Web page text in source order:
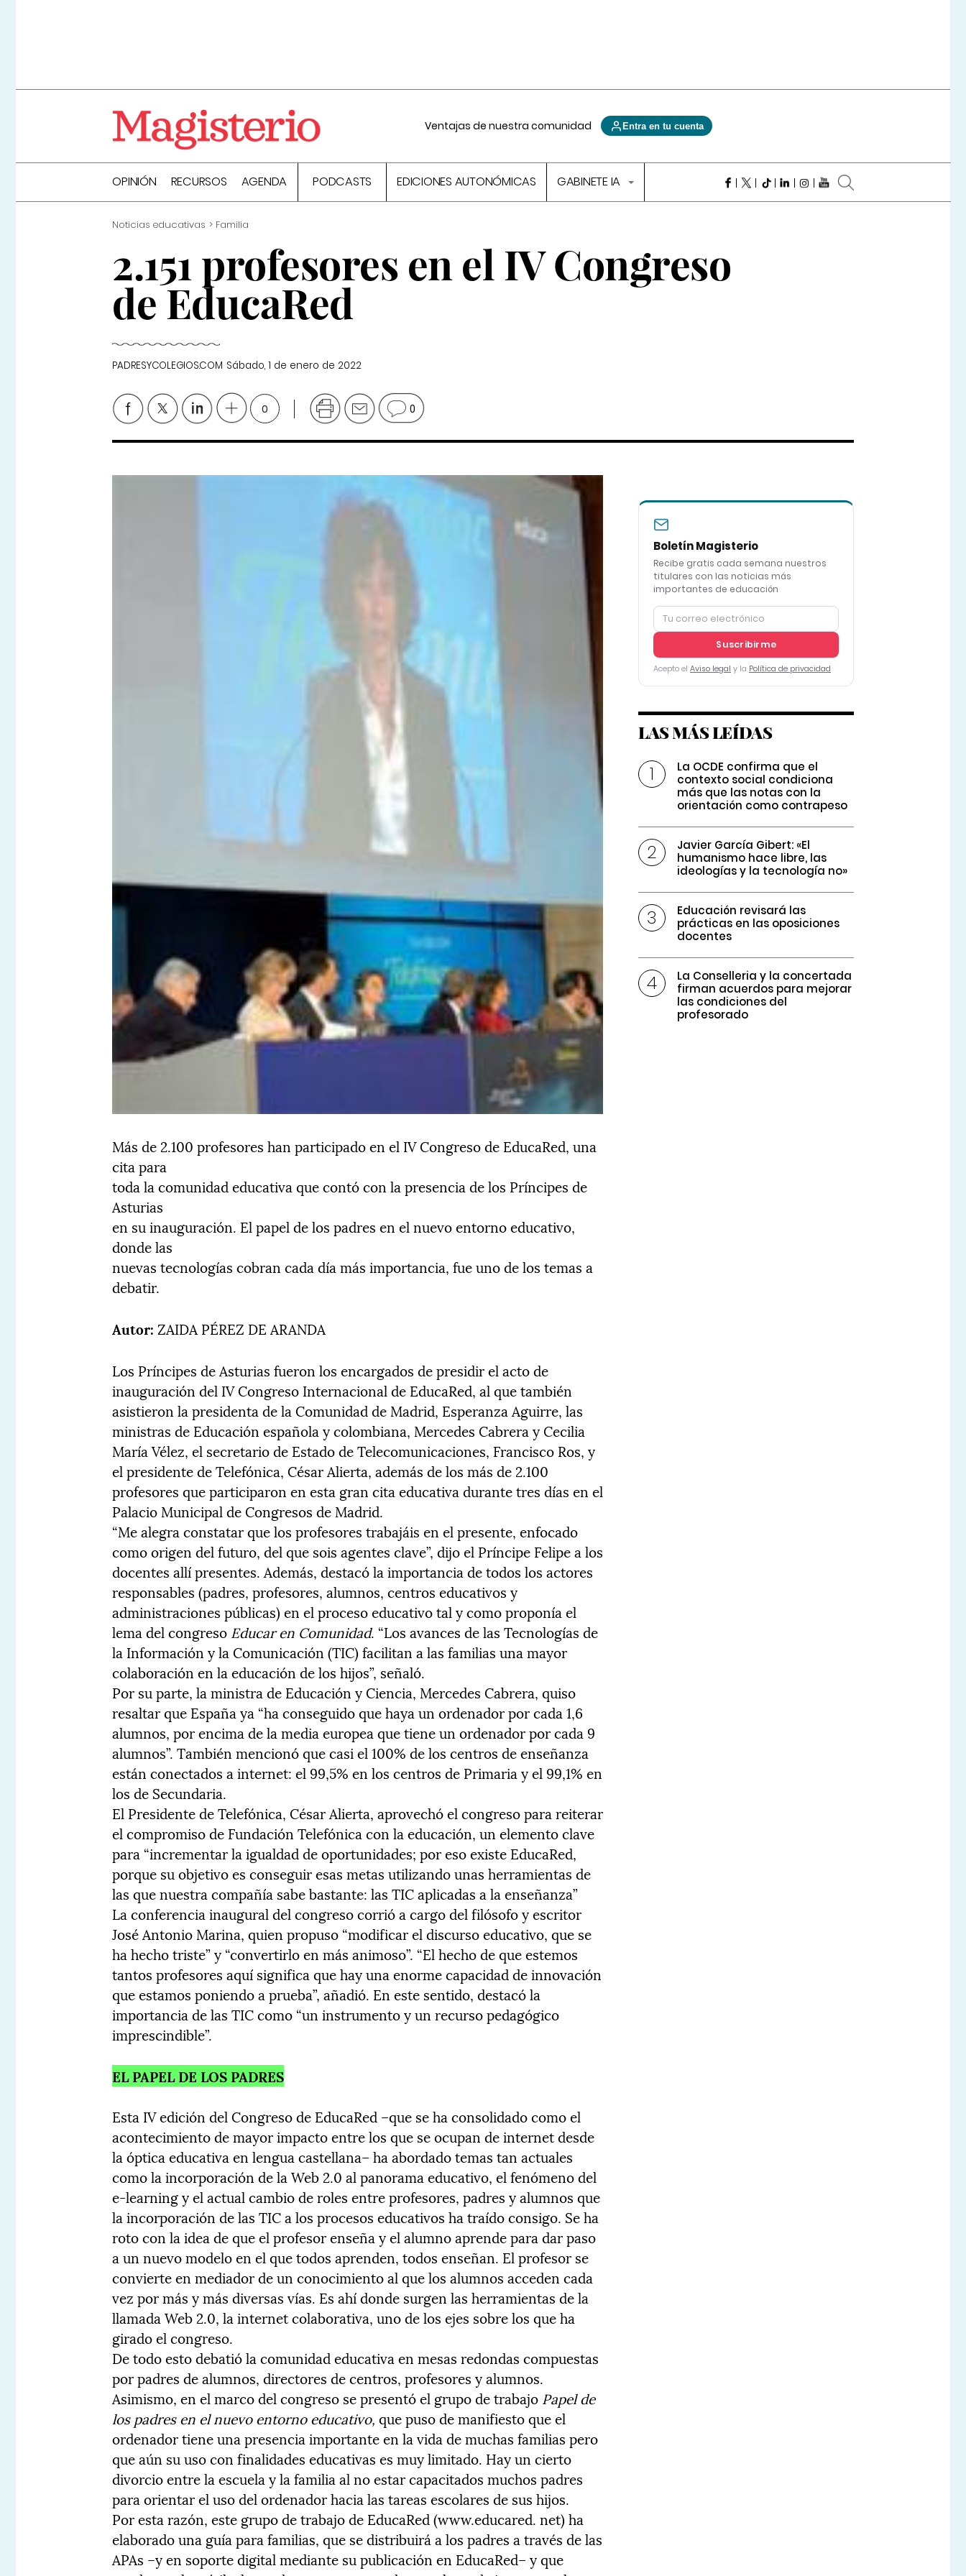
Ventajas de nuestra comunidad Entra en tu cuenta
OPINIÓN RECURSOS AGENDA PODCASTS EDICIONES AUTONÓMICAS GABINETE IA
Noticias educativas Familia
2.151 profesores en el IV Congreso
de EducaRed
PADRESYCOLEGIOS.COM Sábado, 1 de enero de 2022
0 0
Más de 2.100 profesores han participado en el IV Congreso de EducaRed, una
cita para
toda la comunidad educativa que contó con la presencia de los Príncipes de
Asturias
en su inauguración. El papel de los padres en el nuevo entorno educativo,
donde las
nuevas tecnologías cobran cada día más importancia, fue uno de los temas a
debatir.
Autor:ZAIDA PÉREZ DE ARANDA
Los Príncipes de Asturias fueron los encargados de presidir el acto de
inauguración del IV Congreso Internacional de EducaRed, al que también
asistieron la presidenta de la Comunidad de Madrid, Esperanza Aguirre, las
ministras de Educación española y colombiana, Mercedes Cabrera y Cecilia
María Vélez, el secretario de Estado de Telecomunicaciones, Francisco Ros, y
el presidente de Telefónica, César Alierta, además de los más de 2.100
profesores que participaron en esta gran cita educativa durante tres días en el
Palacio Municipal de Congresos de Madrid.
“Me alegra constatar que los profesores trabajáis en el presente, enfocado
como origen del futuro, del que sois agentes clave”, dijo el Príncipe Felipe a los
docentes allí presentes. Además, destacó la importancia de todos los actores
responsables (padres, profesores, alumnos, centros educativos y
administraciones públicas) en el proceso educativo tal y como proponía el
lema del congreso Educar en Comunidad. “Los avances de las Tecnologías de
la Información y la Comunicación (TIC) facilitan a las familias una mayor
colaboración en la educación de los hijos”, señaló.
Por su parte, la ministra de Educación y Ciencia, Mercedes Cabrera, quiso
resaltar que España ya “ha conseguido que haya un ordenador por cada 1,6
alumnos, por encima de la media europea que tiene un ordenador por cada 9
alumnos”. También mencionó que casi el 100% de los centros de enseñanza
están conectados a internet: el 99,5% en los centros de Primaria y el 99,1% en
los de Secundaria.
El Presidente de Telefónica, César Alierta, aprovechó el congreso para reiterar
el compromiso de Fundación Telefónica con la educación, un elemento clave
para “incrementar la igualdad de oportunidades; por eso existe EducaRed,
porque su objetivo es conseguir esas metas utilizando unas herramientas de
las que nuestra compañía sabe bastante: las TIC aplicadas a la enseñanza”
La conferencia inaugural del congreso corrió a cargo del filósofo y escritor
José Antonio Marina, quien propuso “modificar el discurso educativo, que se
ha hecho triste” y “convertirlo en más animoso”. “El hecho de que estemos
tantos profesores aquí significa que hay una enorme capacidad de innovación
que estamos poniendo a prueba”, añadió. En este sentido, destacó la
importancia de las TIC como “un instrumento y un recurso pedagógico
imprescindible”.
EL PAPEL DE LOS PADRES
Esta IV edición del Congreso de EducaRed –que se ha consolidado como el
acontecimiento de mayor impacto entre los que se ocupan de internet desde
la óptica educativa en lengua castellana– ha abordado temas tan actuales
como la incorporación de la Web 2.0 al panorama educativo, el fenómeno del
e-learning y el actual cambio de roles entre profesores, padres y alumnos que
la incorporación de las TIC a los procesos educativos ha traído consigo. Se ha
roto con la idea de que el profesor enseña y el alumno aprende para dar paso
a un nuevo modelo en el que todos aprenden, todos enseñan. El profesor se
convierte en mediador de un conocimiento al que los alumnos acceden cada
vez por más y más diversas vías. Es ahí donde surgen las herramientas de la
llamada Web 2.0, la internet colaborativa, uno de los ejes sobre los que ha
girado el congreso.
De todo esto debatió la comunidad educativa en mesas redondas compuestas
por padres de alumnos, directores de centros, profesores y alumnos.
Asimismo, en el marco del congreso se presentó el grupo de trabajo Papel de
los padres en el nuevo entorno educativo, que puso de manifiesto que el
ordenador tiene una presencia importante en la vida de muchas familias pero
que aún su uso con finalidades educativas es muy limitado. Hay un cierto
divorcio entre la escuela y la familia al no estar capacitados muchos padres
para orientar el uso del ordenador hacia las tareas escolares de sus hijos.
Por esta razón, este grupo de trabajo de EducaRed (www.educared. net) ha
elaborado una guía para familias, que se distribuirá a los padres a través de las
APAs –y en soporte digital mediante su publicación en EducaRed– y que
Boletín Magisterio
Recibe gratis cada semana nuestros
titulares con las noticias más
importantes de educación
Suscribirme
Acepto el Aviso legal y la Política de privacidad
LAS MÁS LEÍDAS
La OCDE confirma que el
contexto social condiciona
más que las notas con la
orientación como contrapeso
Javier García Gibert: «El
humanismo hace libre, las
ideologías y la tecnología no»
Educación revisará las
prácticas en las oposiciones
docentes
La Conselleria y la concertada
firman acuerdos para mejorar
las condiciones del
profesorado